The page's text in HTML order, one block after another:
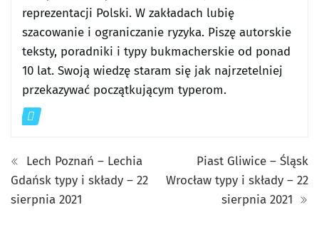
reprezentacji Polski. W zakładach lubię
szacowanie i ograniczanie ryzyka. Piszę autorskie
teksty, poradniki i typy bukmacherskie od ponad
10 lat. Swoją wiedzę staram się jak najrzetelniej
przekazywać początkującym typerom.
Lech Poznań – Lechia
Gdańsk typy i składy – 22
sierpnia 2021
Piast Gliwice – Śląsk
Wrocław typy i składy – 22
sierpnia 2021